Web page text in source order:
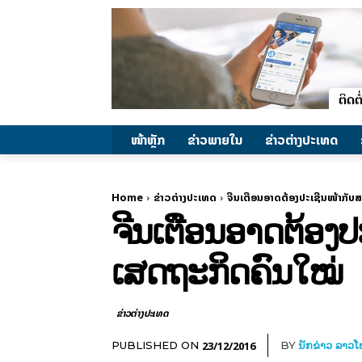
ໜ້າຫຼັກ ຂ່າວພາຍ​ໃນ ຂ່າວຕ່າງປະເທດ
Home ຂ່າວຕ່າງປະເທດ ຈີນເຕືອນອາດຕ້ອງປະເຊີນໜ້າກັ
ຈີນເຕືອນອາດຕ້ອ
ເສດຖະກິດຄົນໃໝ່
ຂ່າວຕ່າງປະເທດ
PUBLISHED ON 23/12/2016 BYນັກຂ່າວ ລາວ